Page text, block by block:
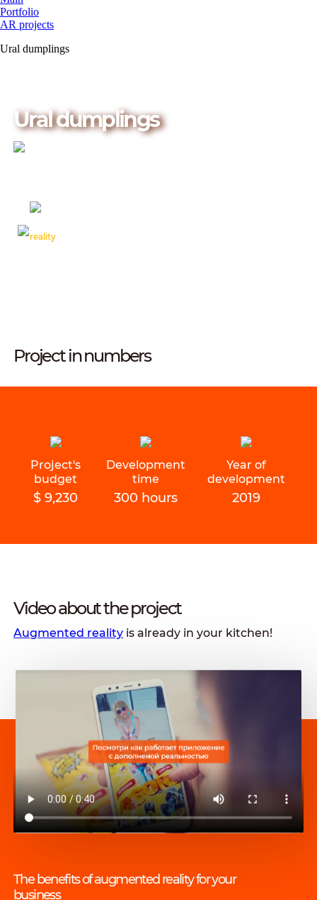
Portfolio
AR projects
Ural dumplings
Ural dumplings
reality
Project in numbers
Project's
budget
$ 9,230
Development
time
300 hours
Year of
development
2019
Video about the project
Augmented reality is already in your kitchen!
The benefits of augmented reality for your
business